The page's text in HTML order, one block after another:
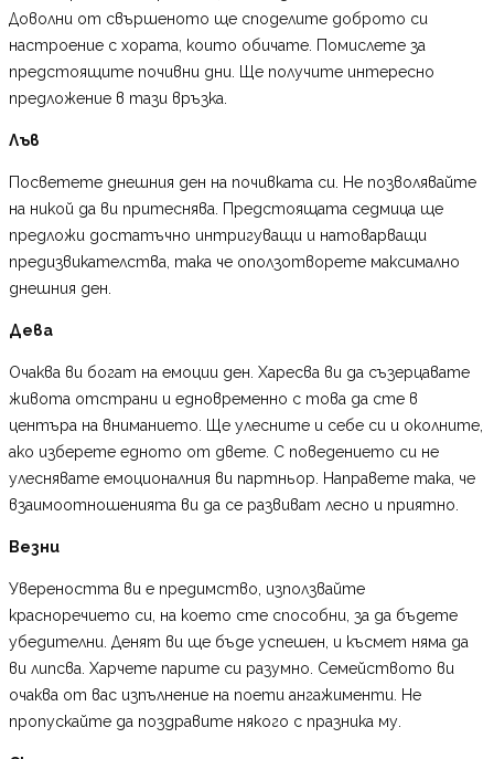
Доволни от свършеното ще споделите доброто си
настроение с хората, които обичате. Помислете за
предстоящите почивни дни. Ще получите интересно
предложение в тази връзка.
Лъв
Посветете днешния ден на почивката си. Не позволявайте
на никой да ви притеснява. Предстоящата седмица ще
предложи достатъчно интригуващи и натоварващи
предизвикателства, така че оползотворете максимално
днешния ден.
Дева
Очаква ви богат на емоции ден. Харесва ви да съзерцавате
живота отстрани и едновременно с това да сте в
центъра на вниманието. Ще улесните и себе си и околните,
ако изберете едното от двете. С поведението си не
улеснявате емоционалния ви партньор. Направете така, че
взаимоотношенията ви да се развиват лесно и приятно.
Везни
Увереността ви е предимство, използвайте
красноречието си, на което сте способни, за да бъдете
убедителни. Денят ви ще бъде успешен, и късмет няма да
ви липсва. Харчете парите си разумно. Семейството ви
очаква от вас изпълнение на поети ангажименти. Не
пропускайте да поздравите някого с празника му.